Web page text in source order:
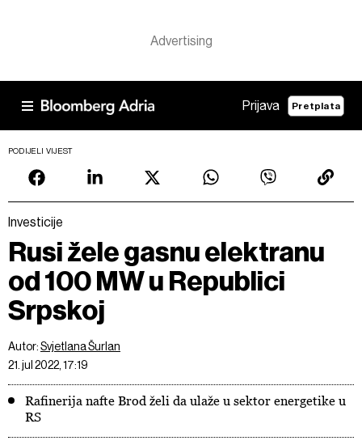
Prijava Pretplata
PODIJELI VIJEST
Investicije
Rusi žele gasnu elektranu
od 100 MW u Republici
Srpskoj
Autor:Svjetlana Šurlan
21. jul 2022, 17:19
Rafinerija nafte Brod želi da ulaže u sektor energetike u
RS